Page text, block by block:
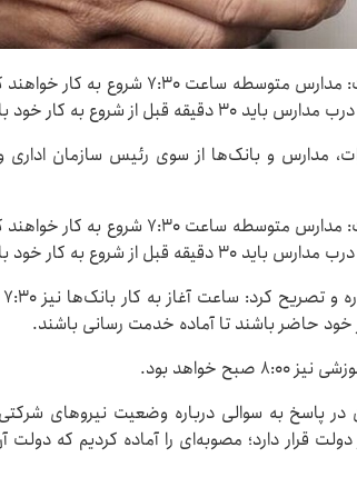
رئیس سازمان اداری و استخدامی کشور گفت: مدارس متوسطه
مدارس و بانک‌ها از سوی رئیس سازمان اداری
رئیس سازمان اداری و استخدامی کشور گفت: مدارس متوسطه
خواهد بود.
پاسخ به سوالی درباره وضعیت نیروهای
قرار دارد؛ مصوبه‌ای را آماده کردیم که دولت